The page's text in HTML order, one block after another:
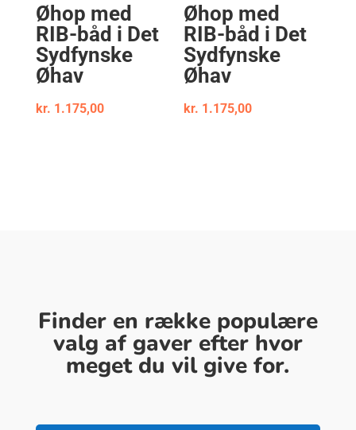
Øhop med
RIB-båd i Det
Sydfynske
Øhav
kr. 1.175,00
Øhop med
RIB-båd i Det
Sydfynske
Øhav
kr. 1.175,00
Finder en række populære
valg af gaver efter hvor
meget du vil give for.